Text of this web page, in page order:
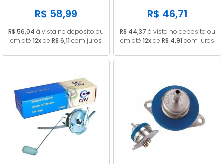
R$ 58,99
R$ 56,04 à vista no deposito ou
em até 12xde R$ 6,11 com juros
R$ 46,71
R$ 44,37 à vista no deposito ou
em até 12xde R$ 4,91 com juros